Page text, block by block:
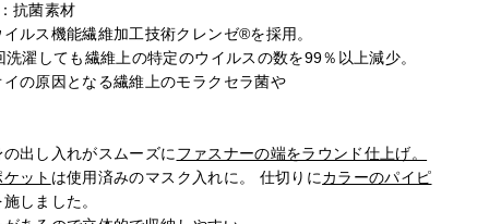
抗菌素材
イルス機能繊維加工技術クレンゼ®︎を採用。
洗濯しても繊維上の特定のウイルスの数を99％以上減少。
イの原因となる繊維上のモラクセラ菌や
の出し入れがスムーズに ファスナーの端をラウンド仕上げ。
ット は使用済みのマスク入れに 。 仕切りにカラーのパイピ
施しました。